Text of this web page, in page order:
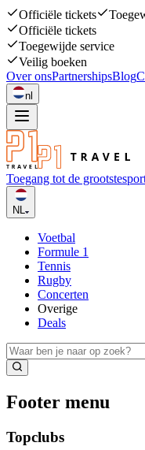
Officiële tickets
Officiële tickets
Toegewijde service
Veilig boeken
Over onsPartnershipsBlog
nl
Toegang tot de grootste
NL
Voetbal
Formule 1
Tennis
Rugby
Concerten
Overige
Deals
Footer menu
Topclubs